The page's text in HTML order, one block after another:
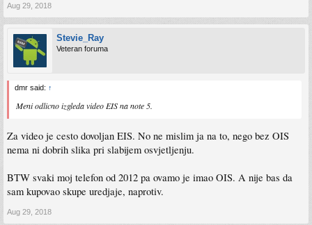
Aug 29, 2018
Stevie_Ray
Veteran foruma
dmr said: ↑
Meni odlicno izgleda video EIS na note 5.
Za video je cesto dovoljan EIS. No ne mislim ja na to, nego bez OIS
nema ni dobrih slika pri slabijem osvjetljenju.
BTW svaki moj telefon od 2012 pa ovamo je imao OIS. A nije bas da
sam kupovao skupe uredjaje, naprotiv.
Aug 29, 2018